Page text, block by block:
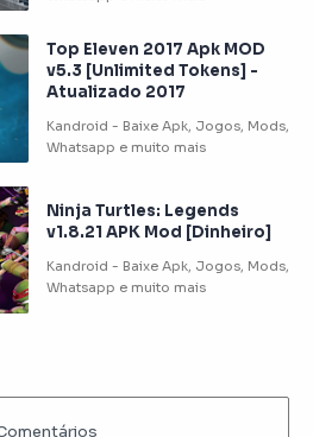
Top Eleven 2017 Apk MOD
v5.3 [Unlimited Tokens] -
Atualizado 2017
Ninja Turtles: Legends
v1.8.21 APK Mod [Dinheiro]